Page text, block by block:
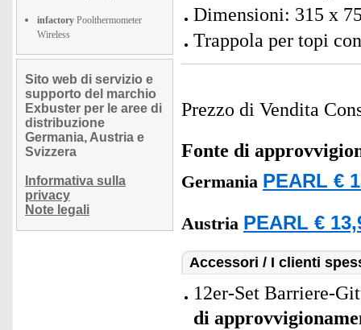
infactory Poolthermometer
Wireless
Sito web di servizio e
supporto del marchio
Exbuster per le aree di
distribuzione
Germania, Austria e
Svizzera
Informativa sulla
privacy
Note legali
Dimensioni: 315 x
Trappola per topi
Prezzo di Vendita
Fonte di
Germania PEARL €
Austria PEARL €
Accessori / I clienti
12er-Set Barriere-
di